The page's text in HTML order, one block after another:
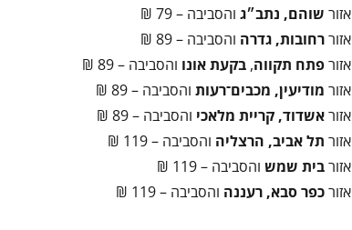
אזור שוהם, נתב״גוהסביבה – 79 ₪
אזוררחובות, גדרה והסביבה – 89 ₪
אזורפתח תקווה, בקעת אונו והסביבה – 89 ₪
אזור מודיעין, מכבים־רעותוהסביבה – 89 ₪
אזוראשדוד, קריית מלאכי והסביבה – 89 ₪
אזור תל אביב, הרצליה והסביבה – 119 ₪
אזורבית שמשוהסביבה – 119 ₪
אזורכפר סבא, רעננה והסביבה – 119 ₪